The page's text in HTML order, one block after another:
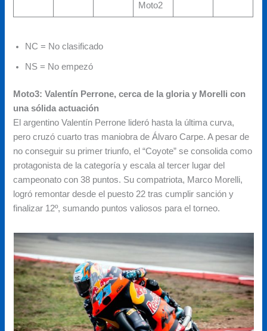
Moto2
NC = No clasificado
NS = No empezó
Moto3: Valentín Perrone, cerca de la gloria y Morelli con
una sólida actuación
El argentino Valentín Perrone lideró hasta la última curva,
pero cruzó cuarto tras maniobra de Álvaro Carpe. A pesar de
no conseguir su primer triunfo, el “Coyote” se consolida como
protagonista de la categoría y escala al tercer lugar del
campeonato con 38 puntos. Su compatriota, Marco Morelli,
logró remontar desde el puesto 22 tras cumplir sanción y
finalizar 12º, sumando puntos valiosos para el torneo.